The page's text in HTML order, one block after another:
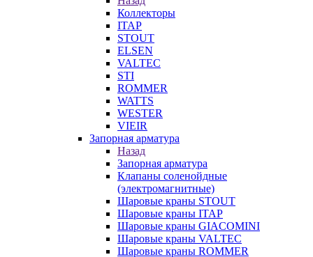
Коллекторы
ITAP
STOUT
ELSEN
VALTEC
STI
ROMMER
WATTS
WESTER
VIEIR
Запорная арматура
Назад
Запорная арматура
Клапаны соленойдные
(электромагнитные)
Шаровые краны STOUT
Шаровые краны ITAP
Шаровые краны GIACOMINI
Шаровые краны VALTEC
Шаровые краны ROMMER